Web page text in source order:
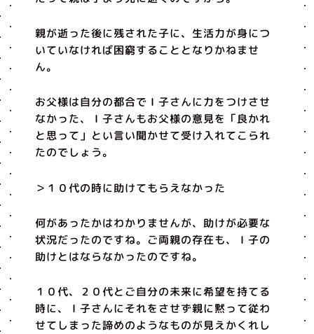
親が逝った後に残された子に、生活力が身につ
いていなければ困窮することとなりかねませ
ん。
お父様は自分の都合でＩ子さんに力をつけさせ
なかった、Ｉ子さんもお父様の意見を「良かれ
と思って」とい言い聞かせて受け入れてこられ
たのでしょう。
＞１０代の時に助けてもらえなかった
何があったかはわかりませんが、助けが必要な
状況だったのですね。ご両親の存在も、Ｉ子の
助けとはならなかったのですね。
１０代、２０代とご自分の未来に希望を持てる
時に、Ｉ子さんにそれをさせず親に黙って従わ
せてしまった諦めのようなものが見えかくれし